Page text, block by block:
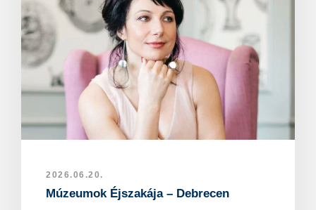
2026.06.20.
Múzeumok Éjszakája – Debrecen